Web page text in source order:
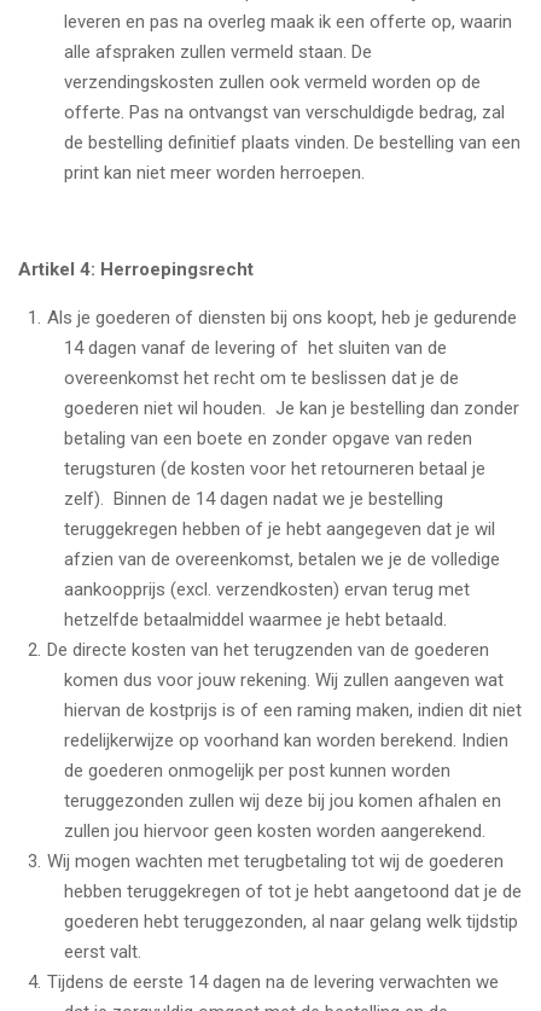
leveren en pas na overleg maak ik een offerte op, waarin
alle afspraken zullen vermeld staan. De
verzendingskosten zullen ook vermeld worden op de
offerte. Pas na ontvangst van verschuldigde bedrag, zal
de bestelling definitief plaats vinden. De bestelling van een
print kan niet meer worden herroepen.
Artikel 4: Herroepingsrecht
Als je goederen of diensten bij ons koopt, heb je gedurende
14 dagen vanaf de levering of het sluiten van de
overeenkomst het recht om te beslissen dat je de
goederen niet wil houden. Je kan je bestelling dan zonder
betaling van een boete en zonder opgave van reden
terugsturen (de kosten voor het retourneren betaal je
zelf). Binnen de 14 dagen nadat we je bestelling
teruggekregen hebben of je hebt aangegeven dat je wil
afzien van de overeenkomst, betalen we je de volledige
aankoopprijs (excl. verzendkosten) ervan terug met
hetzelfde betaalmiddel waarmee je hebt betaald.
De directe kosten van het terugzenden van de goederen
komen dus voor jouw rekening. Wij zullen aangeven wat
hiervan de kostprijs is of een raming maken, indien dit niet
redelijkerwijze op voorhand kan worden berekend. Indien
de goederen onmogelijk per post kunnen worden
teruggezonden zullen wij deze bij jou komen afhalen en
zullen jou hiervoor geen kosten worden aangerekend.
Wij mogen wachten met terugbetaling tot wij de goederen
hebben teruggekregen of tot je hebt aangetoond dat je de
goederen hebt teruggezonden, al naar gelang welk tijdstip
eerst valt.
Tijdens de eerste 14 dagen na de levering verwachten we